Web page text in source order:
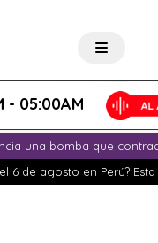
una bomba que
6 de agosto en Perú?